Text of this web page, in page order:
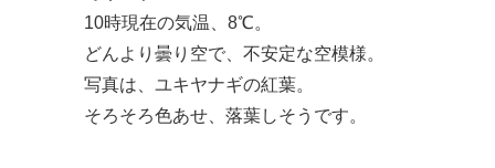
10時現在の気温、8℃。
どんより曇り空で、不安定な空模様。
写真は、ユキヤナギの紅葉。
そろそろ色あせ、落葉しそうです。